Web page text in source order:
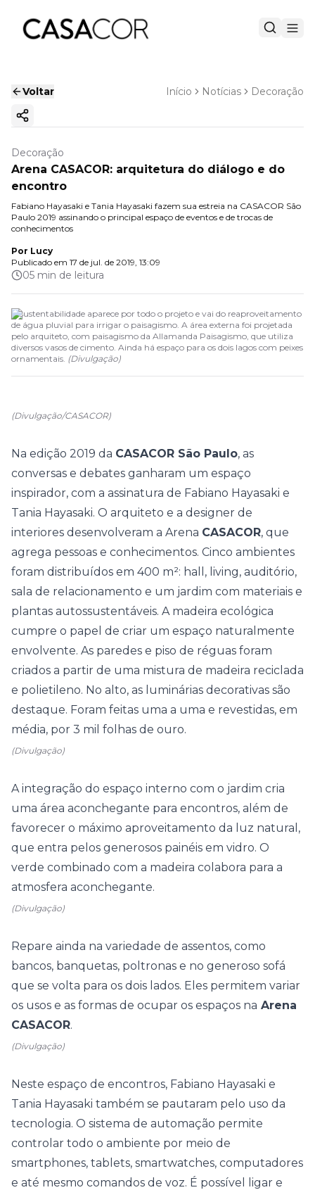
Voltar Início Notícias Decoração
Copiar link
Decoração
Arena CASACOR: arquitetura do diálogo e do
encontro
Fabiano Hayasaki e Tania Hayasaki fazem sua estreia na CASACOR São
Paulo 2019 assinando o principal espaço de eventos e de trocas de
conhecimentos
Por Lucy
Publicado em 17 de jul. de 2019, 13:09
05 min de leitura
A sustentabilidade aparece por todo o projeto e vai do reaproveitamento
de água pluvial para irrigar o paisagismo. A área externa foi projetada
pelo arquiteto, com paisagismo da Allamanda Paisagismo, que utiliza
diversos vasos de cimento. Ainda há espaço para os dois lagos com peixes
ornamentais. (Divulgação)
(Divulgação/CASACOR)
Na edição 2019 da CASACOR São Paulo, as
conversas e debates ganharam um espaço
inspirador, com a assinatura de Fabiano Hayasaki e
Tania Hayasaki. O arquiteto e a designer de
interiores desenvolveram a Arena CASACOR, que
agrega pessoas e conhecimentos. Cinco ambientes
foram distribuídos em 400 m²: hall, living, auditório,
sala de relacionamento e um jardim com materiais e
plantas autossustentáveis. A madeira ecológica
cumpre o papel de criar um espaço naturalmente
envolvente. As paredes e piso de réguas foram
criados a partir de uma mistura de madeira reciclada
e polietileno. No alto, as luminárias decorativas são
destaque. Foram feitas uma a uma e revestidas, em
média, por 3 mil folhas de ouro.
(Divulgação)
A integração do espaço interno com o jardim cria
uma área aconchegante para encontros, além de
favorecer o máximo aproveitamento da luz natural,
que entra pelos generosos painéis em vidro. O
verde combinado com a madeira colabora para a
atmosfera aconchegante.
(Divulgação)
Repare ainda na variedade de assentos, como
bancos, banquetas, poltronas e no generoso sofá
que se volta para os dois lados. Eles permitem variar
os usos e as formas de ocupar os espaços na Arena
CASACOR.
(Divulgação)
Neste espaço de encontros, Fabiano Hayasaki e
Tania Hayasaki também se pautaram pelo uso da
tecnologia. O sistema de automação permite
controlar todo o ambiente por meio de
smartphones, tablets, smartwatches, computadores
e até mesmo comandos de voz. É possível ligar e